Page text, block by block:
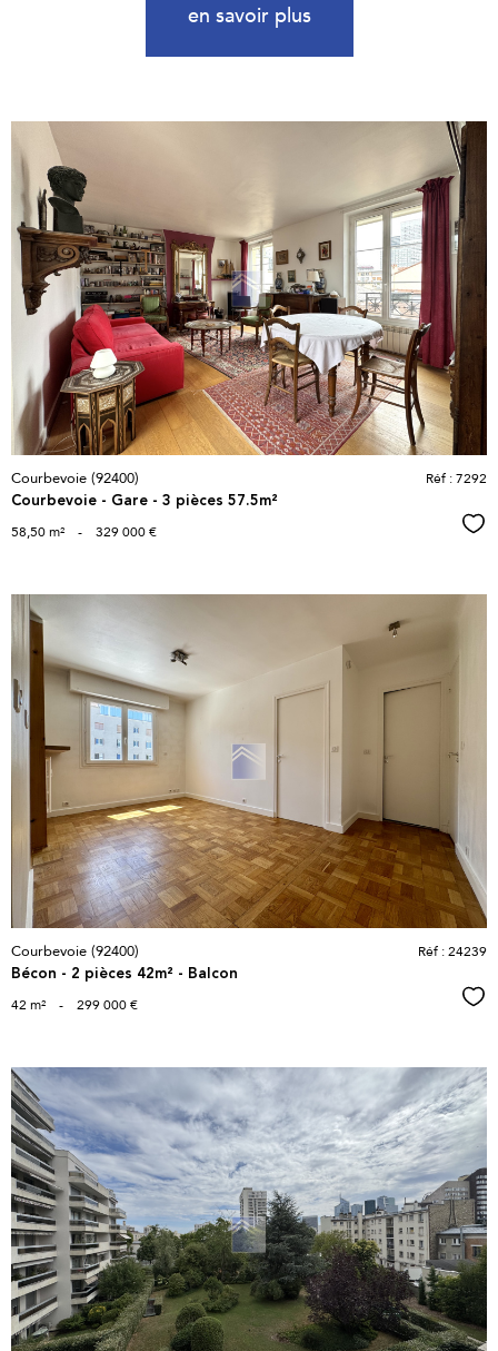
en savoir plus
voir le
bien
Courbevoie (92400)
Courbevoie - Gare - 3 pièces 57.5m²
Réf : 7292
58,50 m² - 329 000 €
bien
Courbevoie (92400)
Bécon - 2 pièces 42m² - Balcon
Réf : 24239
42 m² - 299 000 €
voir le
bien